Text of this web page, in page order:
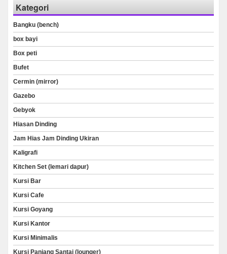
Kategori
Bangku (bench)
box bayi
Box peti
Bufet
Cermin (mirror)
Gazebo
Gebyok
Hiasan Dinding
Jam Hias Jam Dinding Ukiran
Kaligrafi
Kitchen Set (lemari dapur)
Kursi Bar
Kursi Cafe
Kursi Goyang
Kursi Kantor
Kursi Minimalis
Kursi Panjang Santai (lounger)